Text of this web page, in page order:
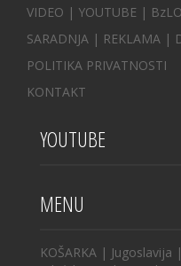
VIDEO | YOUTUBE |
SARADNJA | REKLAMA |
POLITIKA PRIVATNOSTI
KONTAKT
YOUTUBE
MENU
KOŠARKA | Jugoslavija |